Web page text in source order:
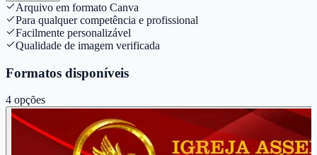
Arquivo em formato Canva
Para qualquer competência e profissional
Facilmente personalizável
Qualidade de imagem verificada
Formatos disponíveis
4 opções